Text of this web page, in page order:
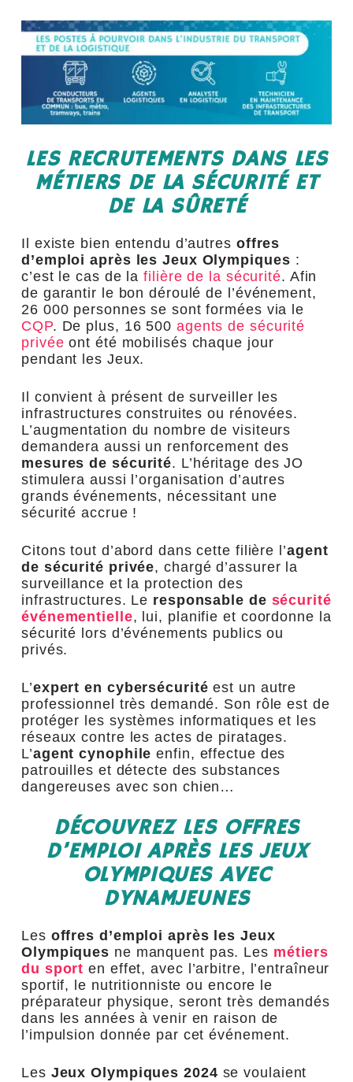
LES RECRUTEMENTS DANS LES
MÉTIERS DE LA SÉCURITÉ ET
DE LA SÛRETÉ
Il existe bien entendu d’autres offres
d’emploi après les Jeux Olympiques :
c’est le cas de lafilière de la sécurité. Afin
de garantir le bon déroulé de l’événement,
26 000 personnes se sont formées via le
CQP. De plus, 16 500 agents de sécurité
privée ont été mobilisés chaque jour
pendant les Jeux.
Il convient à présent de surveiller les
infrastructures construites ou rénovées.
L’augmentation du nombre de visiteurs
demandera aussi un renforcement des
mesures de sécurité. L’héritage des JO
stimulera aussi l’organisation d’autres
grands événements, nécessitant une
sécurité accrue !
Citons tout d’abord dans cette filière l’agent
de sécurité privée, chargé d’assurer la
surveillance et la protection des
infrastructures. Le responsable de sécurité
événementielle, lui, planifie et coordonne la
sécurité lors d’événements publics ou
privés.
L’expert en cybersécuritéest un autre
professionnel très demandé. Son rôle est de
protéger les systèmes informatiques et les
réseaux contre les actes de piratages.
L’agent cynophileenfin, effectue des
patrouilles et détecte des substances
dangereuses avec son chien…
DÉCOUVREZ LES OFFRES
D’EMPLOI APRÈS LES JEUX
OLYMPIQUES AVEC
DYNAMJEUNES
Les offres d’emploi après les Jeux
Olympiques ne manquent pas. Les métiers
du sport en effet, avec l’arbitre, l’entraîneur
sportif, le nutritionniste ou encore le
préparateur physique, seront très demandés
dans les années à venir en raison de
l’impulsion donnée par cet événement.
Les Jeux Olympiques 2024 se voulaient